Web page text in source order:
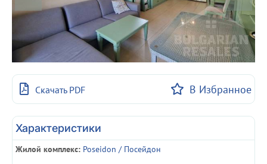
Скачать PDF В Избранное
Характеристики
Жилой комплекс: Poseidon / Посейдон